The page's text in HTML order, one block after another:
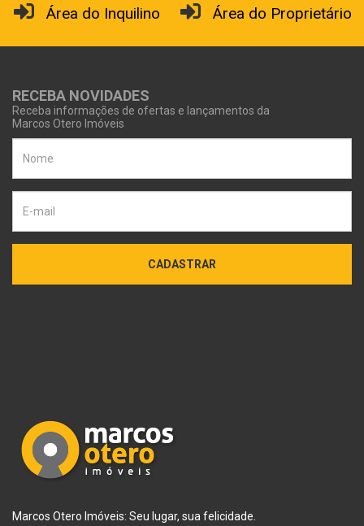
Área do Inquilino Área do Proprietário
RECEBA NOVIDADES
Receba informações de ofertas e lançamentos da
Marcos Otero Imóveis
CADASTRAR
Marcos Otero Imóveis: Seu lugar, sua felicidade.